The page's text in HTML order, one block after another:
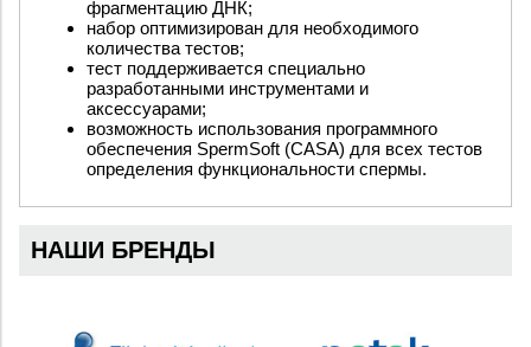
фрагментацию ДНК;
набор оптимизирован для необходимого
количества тестов;
тест поддерживается специально
разработанными инструментами и
аксессуарами;
возможность использования программного
обеспечения SpermSoft (CASA) для всех тестов
определения функциональности спермы.
НАШИ БРЕНДЫ